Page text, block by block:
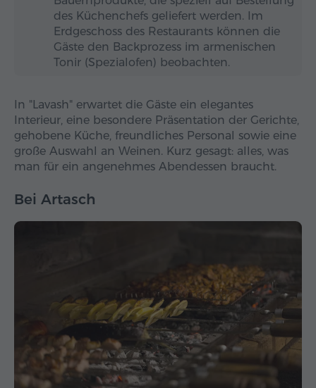
des Küchenchefs geliefert werden. Im
Erdgeschoss des Restaurants können die
Gäste den Backprozess im armenischen
Tonir (Spezialofen) beobachten.
In "Lavash" erwartet die Gäste ein elegantes
Interieur, eine besondere Präsentation der Gerichte,
gehobene Küche, freundliches Personal sowie eine
große Auswahl an Weinen. Kurz gesagt: alles, was
man für ein angenehmes Abendessen braucht.
Bei Artasch